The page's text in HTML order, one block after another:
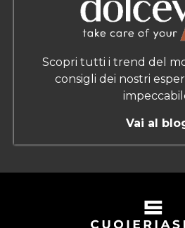
Scopri tutti i trend del
consigli dei nostri
Vai al